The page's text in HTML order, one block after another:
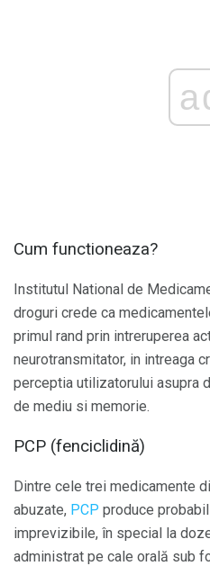
Cum functioneaza?
Institutul National de
droguri crede ca
primul rand prin intreruperea
neurotransmitator, in intreaga
perceptia utilizatorului asupra
de mediu si memorie.
PCP (fenciclidină)
Dintre cele trei medicamente
abuzate, PCP produce
imprevizibile, în special la
administrat pe cale orală sub